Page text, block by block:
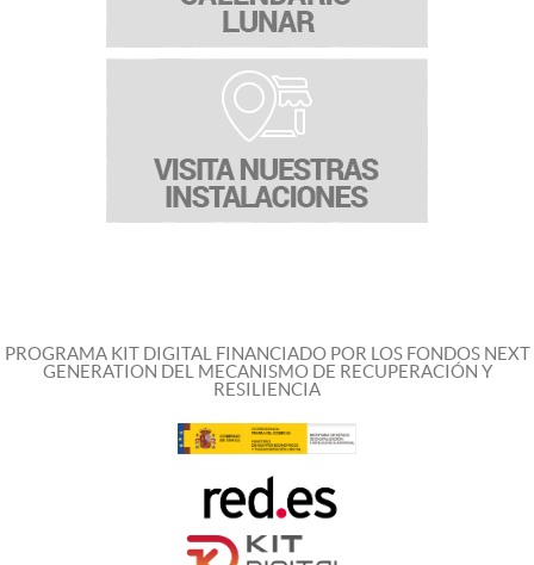
PROGRAMA KIT DIGITAL FINANCIADO POR LOS FONDOS NEXT
GENERATION DEL MECANISMO DE RECUPERACIÓN Y
RESILIENCIA